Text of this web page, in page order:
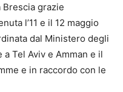
Brescia grazie
l’11 e il 12 maggio
dal Ministero degli
Tel Aviv e Amman e il
e in raccordo con le